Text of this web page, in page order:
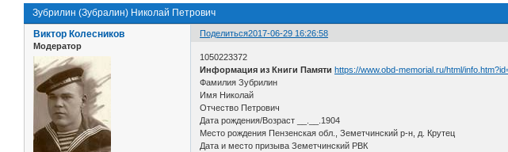
Зубрилин (Зубралин) Николай Петрович
Поделиться2017-06-29 16:26:58
Виктор Колесников
Модератор
1050223372
Информация из Книги Памяти https://www.obd-memorial.ru/html/
Фамилия Зубрилин
Имя Николай
Отчество Петрович
Дата рождения/Возраст __.__.1904
Место рождения Пензенская обл., Земетчинский р-н, д. Крутец
Дата и место призыва Земетчинский РВК